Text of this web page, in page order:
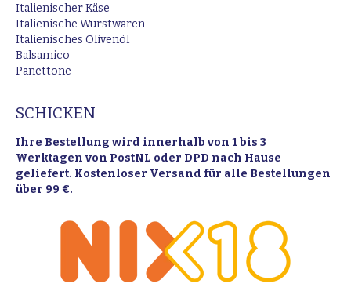
Italienischer Käse
Italienische Wurstwaren
Italienisches Olivenöl
Balsamico
Panettone
SCHICKEN
Ihre Bestellung wird innerhalb von 1 bis 3
Werktagen von PostNL oder DPD nach Hause
geliefert. Kostenloser Versand für alle Bestellungen
über 99 €.